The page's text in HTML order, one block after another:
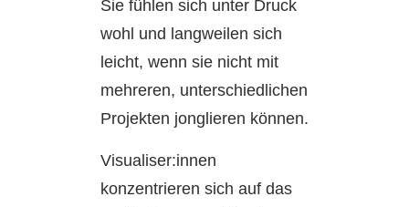
Sie fühlen sich unter Druck
wohl und langweilen sich
leicht, wenn sie nicht mit
mehreren, unterschiedlichen
Projekten jonglieren können.
Visualiser:innen
konzentrieren sich auf das